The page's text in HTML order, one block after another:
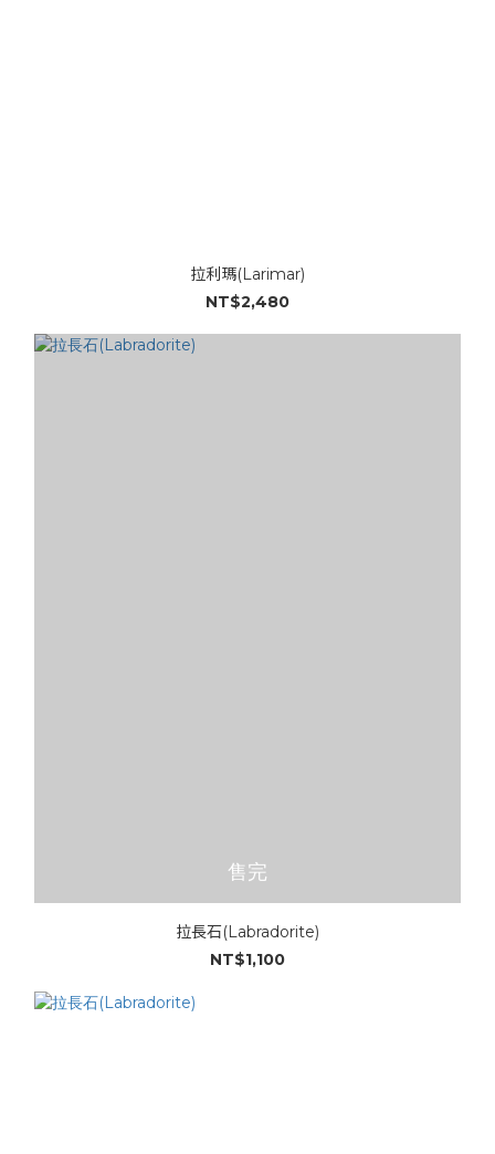
拉利瑪(Larimar)
NT$2,480
售完
拉長石(Labradorite)
NT$1,100